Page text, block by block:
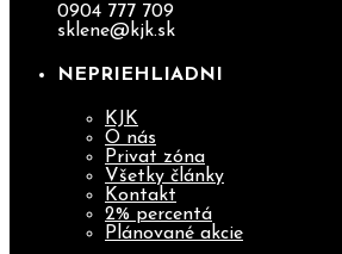
0904 777 709
sklene@kjk.sk
NEPRIEHLIADNI
KJK
O nás
Privat zóna
Všetky články
Kontakt
2% percentá
Plánované akcie